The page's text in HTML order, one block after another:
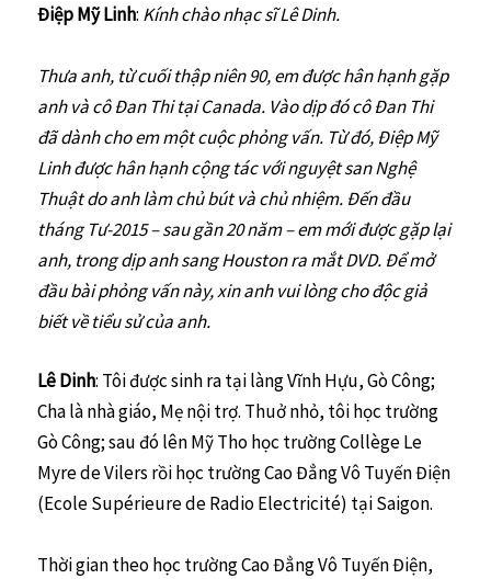
Điệp Mỹ Linh: Kính chào nhạc sĩ Lê Dinh.
Thưa anh, từ cuối thập niên 90, em được hân hạnh gặp
anh và cô Đan Thi tại Canada. Vào dịp đó cô Đan Thi
đã dành cho em một cuộc phỏng vấn. Từ đó, Điệp Mỹ
Linh được hân hạnh cộng tác với nguyệt san Nghệ
Thuật do anh làm chủ bút và chủ nhiệm. Đến đầu
tháng Tư-2015 – sau gần 20 năm – em mới được gặp lại
anh, trong dịp anh sang Houston ra mắt DVD. Để mở
đầu bài phỏng vấn này, xin anh vui lòng cho độc giả
biết về tiểu sử của anh.
Lê Dinh: Tôi được sinh ra tại làng Vĩnh Hựu, Gò Công;
Cha là nhà giáo, Mẹ nội trợ. Thuở nhỏ, tôi học trường
Gò Công; sau đó lên Mỹ Tho học trường Collège Le
Myre de Vilers rồi học trường Cao Đẳng Vô Tuyến Điện
(Ecole Supérieure de Radio Electricité) tại Saigon.
Thời gian theo học trường Cao Đẳng Vô Tuyến Điện,